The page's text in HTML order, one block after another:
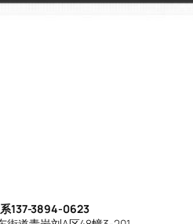
137-3894-0623